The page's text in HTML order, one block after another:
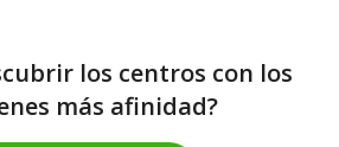
los centros con los
más afinidad?